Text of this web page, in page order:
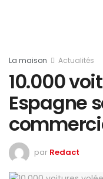
La maison Actualités
10.000
Espagne
par Redact